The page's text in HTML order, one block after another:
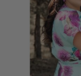
alates
olen